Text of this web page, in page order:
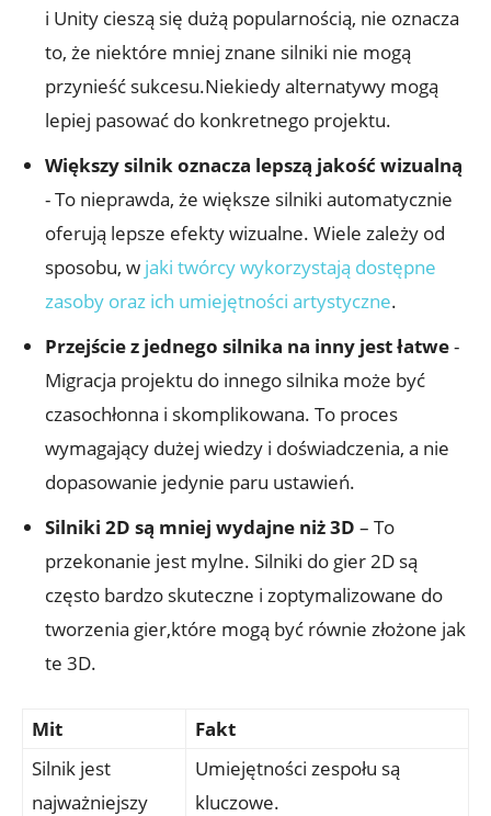
i Unity cieszą się⁤ dużą popularnością, nie oznacza
to, że‌ niektóre ⁢mniej znane silniki nie ⁤mogą
⁢przynieść sukcesu.Niekiedy alternatywy mogą
lepiej pasować do konkretnego projektu.
Większy silnik oznacza lepszą jakość ​wizualną
- To nieprawda, że większe silniki automatycznie
oferują ⁣lepsze efekty wizualne. ‍Wiele‌ zależy od
sposobu,⁤ w​ jaki twórcy ​wykorzystają dostępne
zasoby oraz ich umiejętności artystyczne.
Przejście z jednego ⁢silnika na inny ⁢jest łatwe⁢-
Migracja projektu do innego silnika może być
czasochłonna i skomplikowana. To proces
wymagający ‌dużej wiedzy i doświadczenia,‌ a nie‍
dopasowanie jedynie paru ustawień.
Silniki 2D są mniej wydajne​ niż 3D – To
przekonanie⁤ jest ⁣mylne. Silniki ‍do gier 2D są
często bardzo skuteczne ​i zoptymalizowane do
tworzenia gier,które mogą być ⁤równie złożone jak
te 3D.
Mit
Fakt
Silnik jest
najważniejszy
Umiejętności zespołu są
⁤kluczowe.